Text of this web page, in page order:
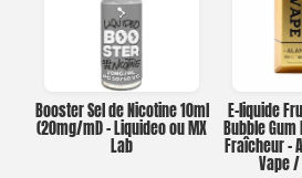
Booster Sel de Nicotine 10ml
(20mg/ml) – Liquideo ou MX
Lab
E-liquide
Bubble
Fraîcheur –
Vape